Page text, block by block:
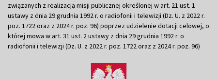
związanych z realizacją misji publicznej określonej w art. 21 ust. 1
ustawy z dnia 29 grudnia 1992 r. o radiofonii i telewizji (Dz. U. z 2022 r.
poz. 1722 oraz z 2024 r. poz. 96) poprzez udzielenie dotacji celowej, o
której mowa w art. 31 ust. 2 ustawy z dnia 29 grudnia 1992 r. o
radiofonii i telewizji (Dz. U. z 2022 r. poz. 1722 oraz z 2024 r. poz. 96)